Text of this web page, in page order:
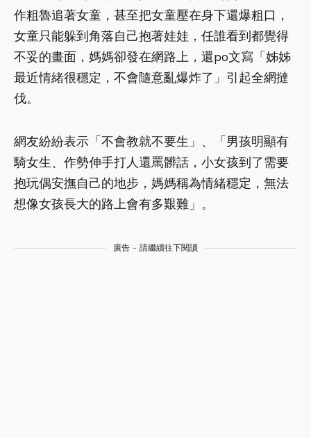
作粗魯追著女童，甚至把女童壓在身下還爆粗口，
女童只能躲到角落自己抱著娃娃，任誰看到都覺得
不妥的畫面，媽媽卻發在網路上，還po文寫「姊姊
最近情緒很穩定，不會隨意亂爆炸了」引起全網撻
伐。
網友紛紛表示「不會教就不要生」、「男孩明顯有
騎女生、作勢伸手打人還罵髒話，小女孩到了需要
抱玩偶安撫自己的地步，媽媽稱為情緒穩定，無法
想像女孩長大的路上會有多艱難」。
廣告 - 請繼續往下閱讀